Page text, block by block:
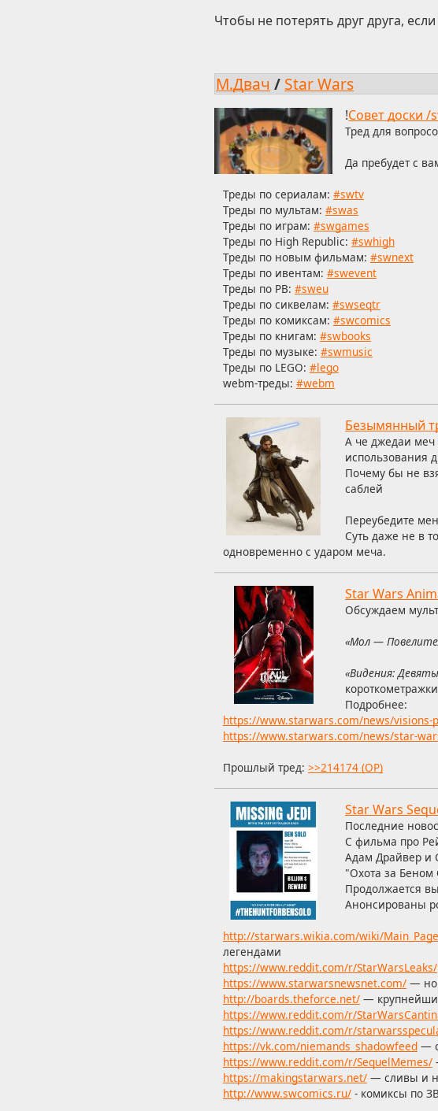
Чтобы не потерять друг друга,
М.Двач / Star Wars
!Совет доски
Тред для
Да пребудет с
Треды по сериалам: #swtv
Треды по мультам: #swas
Треды по играм: #swgames
Треды по High Republic: #swhigh
Треды по новым фильмам: #swnext
Треды по ивентам: #swevent
Треды по РВ: #sweu
Треды по сиквелам: #swseqtr
Треды по комиксам: #swcomics
Треды по книгам: #swbooks
Треды по музыке: #swmusic
Треды по LEGO: #lego
webm-треды: #webm
Безымянный
А че джедаи меч
использования
Почему бы не
саблей
Переубедите
Суть даже не в
одновременно с ударом меча.
Star Wars
Обсуждаем
«Мол —
«Видения:
Подробнее:
https://www.starwars.com/news/visions-
https://www.starwars.com/news/star-
Прошлый тред: >>214174 (OP)
Star Wars
Последние
С фильма про
Адам Драйвер и
"Охота за
Продолжается
Анонсированы
http://starwars.wikia.com/wiki/Main_Page
легендами
https://www.reddit.com/r/StarWarsLeaks/
https://www.starwarsnewsnet.com/—
http://boards.theforce.net/—
https://www.reddit.com/r/
https://www.reddit.com/r/
https://vk.com/niemands_shadowfeed—
https://www.reddit.com/r/SequelMemes/
https://makingstarwars.net/— сливы и
http://www.swcomics.ru/- комиксы по ЗВ